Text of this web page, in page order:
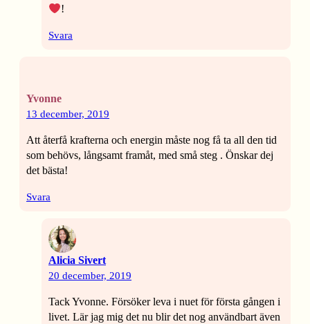
!
Svara
Yvonne
13 december, 2019
Att återfå krafterna och energin måste nog få ta all den tid
som behövs, långsamt framåt, med små steg . Önskar dej
det bästa!
Svara
Alicia Sivert
20 december, 2019
Tack Yvonne. Försöker leva i nuet för första gången i
livet. Lär jag mig det nu blir det nog användbart även